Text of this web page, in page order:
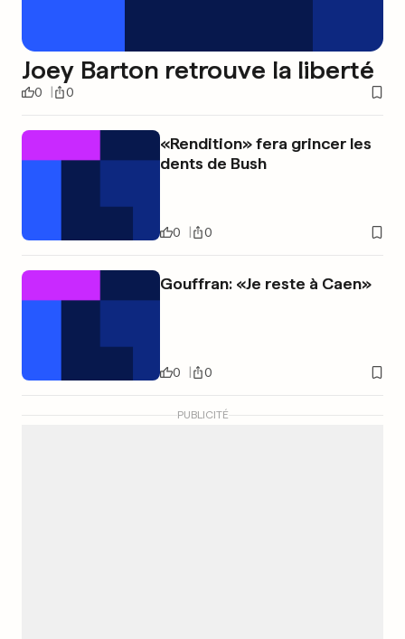
Joey Barton retrouve la liberté
0 0
«Rendition» fera grincer les
dents de Bush
0 0
Gouffran: «Je reste à Caen»
0 0
PUBLICITÉ